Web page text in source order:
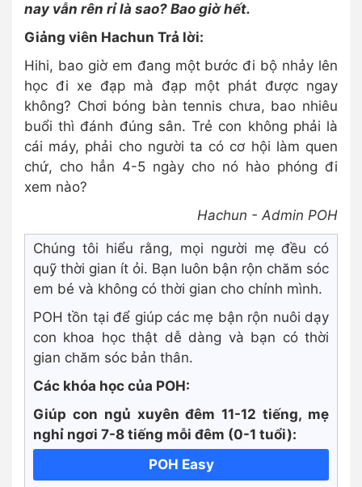
nay vẫn rên rỉ là sao? Bao giờ hết.
Giảng viên Hachun Trả lời:
Hihi, bao giờ em đang một bước đi bộ nhảy lên
học đi xe đạp mà đạp một phát được ngay
không? Chơi bóng bàn tennis chưa, bao nhiêu
buổi thì đánh đúng sân. Trẻ con không phải là
cái máy, phải cho người ta có cơ hội làm quen
chứ, cho hẳn 4-5 ngày cho nó hào phóng đi
xem nào?
Hachun - Admin POH
Chúng tôi hiểu rằng, mọi người mẹ đều có
quỹ thời gian ít ỏi. Bạn luôn bận rộn chăm sóc
em bé và không có thời gian cho chính mình.
POH tồn tại để giúp các mẹ bận rộn nuôi dạy
con khoa học thật dễ dàng và bạn có thời
gian chăm sóc bản thân.
Các khóa học của POH:
Giúp con ngủ xuyên đêm 11-12 tiếng, mẹ
nghỉ ngơi 7-8 tiếng mỗi đêm (0-1 tuổi):
POH Easy